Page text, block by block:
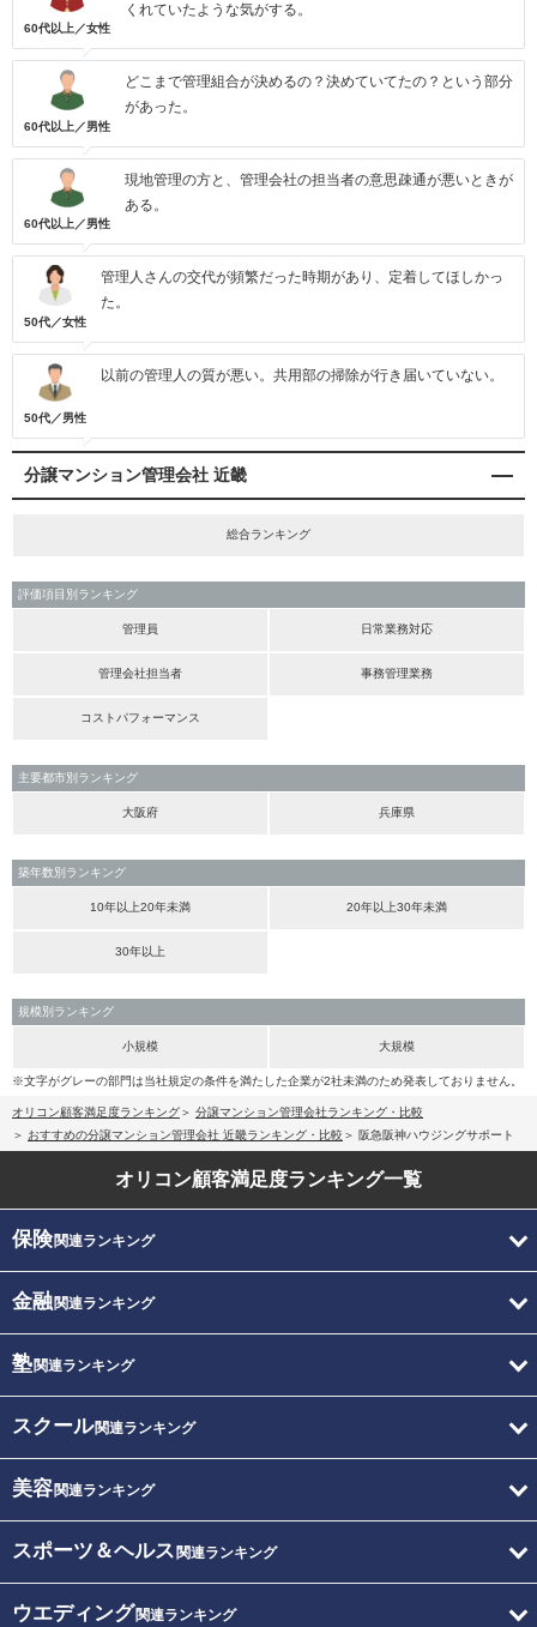
60代以上／女性
くれていたような気がする。
60代以上／男性
どこまで管理組合が決めるの？決めていてたの？という部分
があった。
60代以上／男性
現地管理の方と、管理会社の担当者の意思疎通が悪いときが
ある。
50代／女性
管理人さんの交代が頻繁だった時期があり、定着してほしかっ
た。
50代／男性
以前の管理人の質が悪い。共用部の掃除が行き届いていない。
分譲マンション管理会社 近畿
総合ランキング
評価項目別ランキング
管理員 日常業務対応
管理会社担当者 事務管理業務
コストパフォーマンス
主要都市別ランキング
大阪府 兵庫県
築年数別ランキング
10年以上20年未満 20年以上30年未満
30年以上
規模別ランキング
小規模 大規模
※文字がグレーの部門は当社規定の条件を満たした企業が2社未満のため発表しておりません。
オリコン顧客満足度ランキング
分譲マンション管理会社ランキング・比較
おすすめの分譲マンション管理会社 近畿ランキング・比較
阪急阪神ハウジングサポート
オリコン顧客満足度ランキング一覧
保険関連ランキング
金融関連ランキング
塾関連ランキング
スクール関連ランキング
美容関連ランキング
スポーツ＆ヘルス 関連ランキング
ウエディング関連ランキング